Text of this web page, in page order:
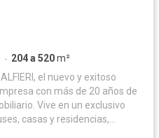
· 204 a 520m²
con más de 20 años de
Vive en un exclusivo
casas y residencias,